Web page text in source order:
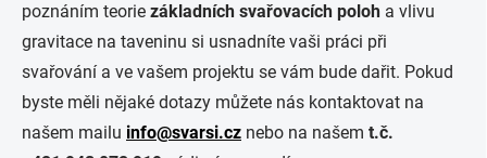
poznáním teorie základních svařovacích poloh a vlivu
gravitace na taveninu si usnadníte vaši práci při
svařování a ve vašem projektu se vám bude dařit. Pokud
byste měli nějaké dotazy můžete nás kontaktovat na
našem mailu info@svarsi.cz nebo na našem t.č.